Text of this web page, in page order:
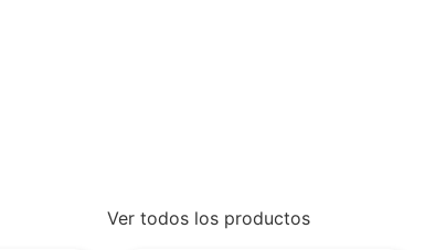
Ver todos los productos